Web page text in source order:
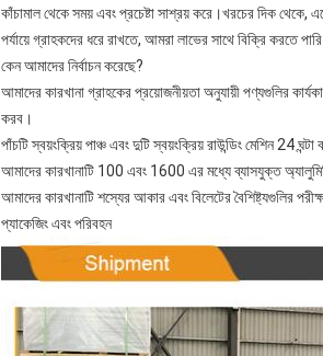
কাঁচামাল থেকে সময় এবং প্রচেষ্টা সাশ্রয় করে।খরচের দিক
পর্যায়ে গ্রাহকদের ধরে রাখতে, আমরা লাভের সাথে বিক্রি করতে
কেন আমাদের নির্বাচন করেছে?
আমাদের কারখানা গ্রাহকের প্রয়োজনীয়তা অনুযায়ী পণ্যগুলির
করব।
পাঁচটি স্বয়ংক্রিয় পাঞ্চ এবং দুটি স্বয়ংক্রিয় রাউন্ডিং মেশিন 24
আমাদের কারখানাটি 100 এবং 1600 এর মধ্যে ব্যাসযুক্ত
আমাদের কারখানাটি শস্যের আকার এবং বিলেটের বৈশিষ্ট্যগুলির
প্যাকেজিং এবং পরিবহন